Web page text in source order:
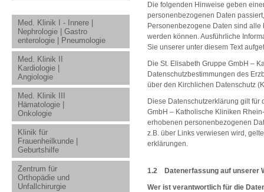
Med. Klinik I - Innere |
Nephrologie | Gastro
enterologie | Pneumologie
Med. Klinik II
Kardiologie |
Angiologie
Med. Klinik III
Hämatologie |
Onkologie
Klinik für
Frauenheilkunde |
Geburtshilfe
Zentrum für
Orthopädie und
Unfallchirurgie
Die folgenden Hinweise geben
personenbezogenen Daten
Personenbezogene Daten sind
werden können. Ausführliche
Sie unserer unter diesem Text
Die St. Elisabeth Gruppe GmbH –
Datenschutzbestimmungen des
über den Kirchlichen Datenschutz
Diese Datenschutzerklärung gilt für
GmbH – Katholische Kliniken
erhobenen personenbezogenen
z.B. über Links verwiesen wird,
erklärungen.
1.2 Datenerfassung auf unserer
Wer ist verantwortlich für die